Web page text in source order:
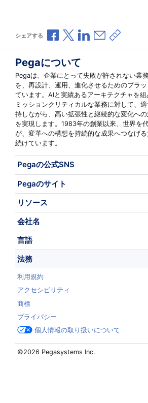
シェアする Facebookで共有
Xで共有LinkedInで共有
メールで共有
共有リ
Pegaについて
Pegaは、企業にとって失敗が許されない業
を、再設計、運用、進化させるためのプラ
ています。AIと実績あるアーキテクチャを組
ミッションクリティカルな業務に対して、
持しながら、高い拡張性と継続的な変化へ
を実現します。1983年の創業以来、世界を
が、変革への構想を持続的な成果へつなげ
続けています。
Pegaの公式SNS
Pegaのサイト
リソース
会社名
言語
法務
利用規約
アクセシビリティ
商標
プライバシー
個人情報の取り扱いについて
©2026 Pegasystems Inc.